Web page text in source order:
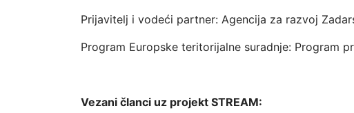
Prijavitelj i vodeći partner: Agencija za razvoj
Program Europske teritorijalne suradnje: Program
Vezani članci uz projekt STREAM: